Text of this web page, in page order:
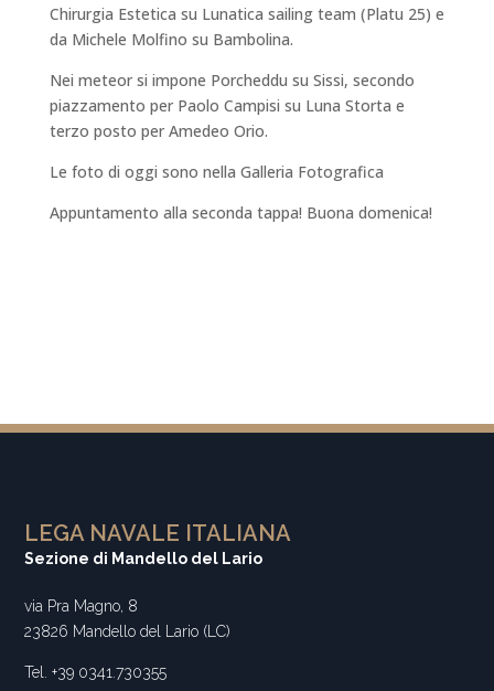
Chirurgia Estetica​ su Lunatica sailing team (Platu 25)​ e
da Michele Molfino su Bambolina.
Nei meteor si impone Porcheddu su Sissi, secondo
piazzamento per Paolo Campisi su Luna Storta e
terzo posto per Amedeo Orio.
Le foto di oggi sono nella Galleria Fotografica
Appuntamento alla seconda tappa! Buona domenica!
LEGA NAVALE ITALIANA
Sezione di Mandello del Lario
via Pra Magno, 8
23826 Mandello del Lario (LC)
Tel. +39 0341.730355